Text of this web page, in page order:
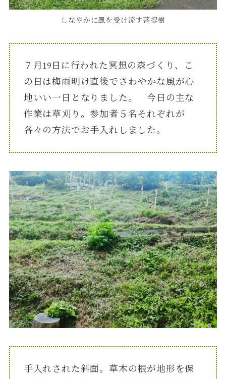
しなやかに風を受け流す菩提樹
７月19日に行われた冥想の森づくり、こ
の日は梅雨明け直後でさわやかな風が心
地いい一日となりました。 今日の主な
作業は草刈り。参加者５名それぞれが
各々の方法でお手入れしました。
手入れされた斜面。草木の根が地形を保